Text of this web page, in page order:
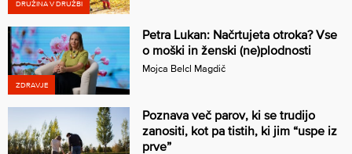
DRUŽINA V DRUŽBI
ZDRAVJE
Petra Lukan: Načrtujeta otroka? Vse
o moški in ženski (ne)plodnosti
Mojca Belcl Magdič
Poznava več parov, ki se trudijo
zanositi, kot pa tistih, ki jim “uspe iz
prve”